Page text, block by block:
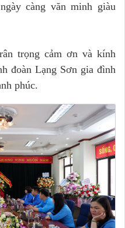
càng văn minh giàu
trọng cảm ơn và kính
đoàn Lạng Sơn gia đình
phúc.